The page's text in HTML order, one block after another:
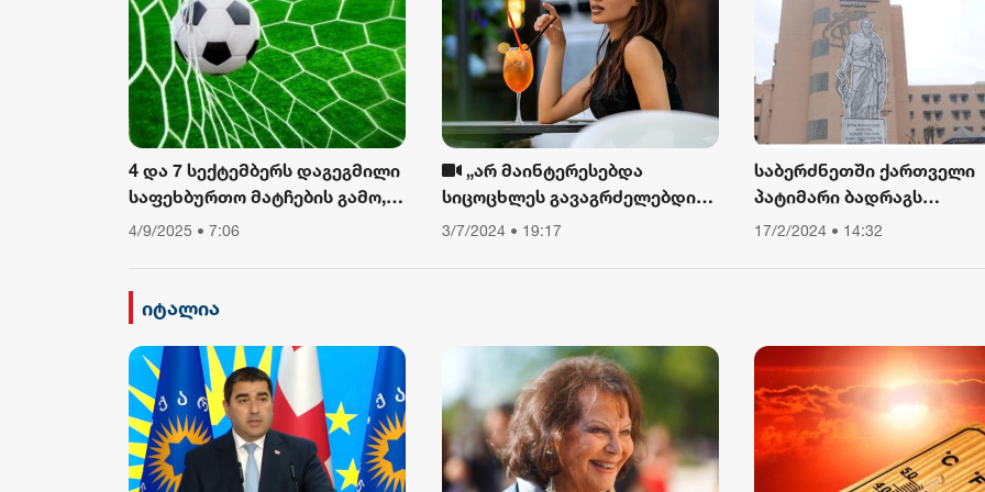
4 და 7 სექტემბერს დაგეგმილი
საფეხბურთო მატჩების გამო,
საავტომობილო მოძრაობა
4/9/2025 • 7:06
„არ მაინტერესებდა
სიცოცხლეს გავაგრძელებდი
თუ არა, ვიწექი 6 თვე,
3/7/2024 • 19:17
საბერძნეთში ქართველი
პატიმარი ბადრაგს
სამედიცინო
17/2/2024 • 14:32
იტალია